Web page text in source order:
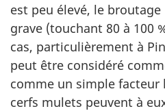
est peu élevé, le
grave (touchant 80 à 100
cas, particulièrement à
peut être considéré
comme un simple
cerfs mulets peuvent à